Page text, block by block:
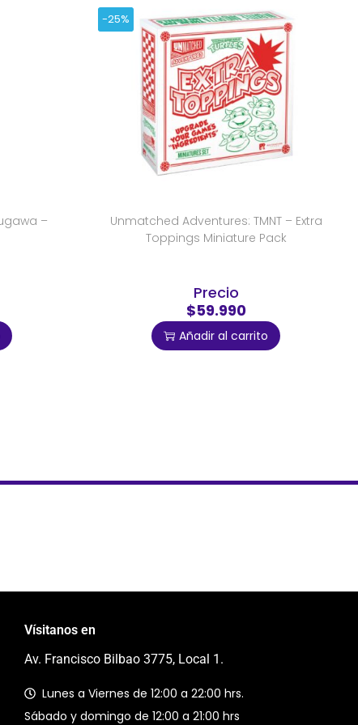
–
-25%
Unmatched Adventures: TMNT – Extra
Toppings Miniature Pack
Precio
$59.990
Añadir al carrito
Vísitanos en
Av. Francisco Bilbao 3775, Local 1.
Lunes a Viernes de 12:00 a 22:00 hrs.
Sábado y domingo de 12:00 a 21:00 hrs